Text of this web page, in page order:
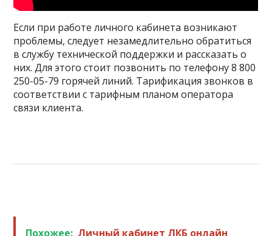
Если при работе личного кабинета возникают
проблемы, следует незамедлительно обратиться
в службу технической поддержки и рассказать о
них. Для этого стоит позвонить по телефону 8 800
250-05-79 горячей линий. Тарификация звонков в
соответствии с тарифным планом оператора
связи клиента.
Похожее: Личный кабинет ЛКБ онлайн